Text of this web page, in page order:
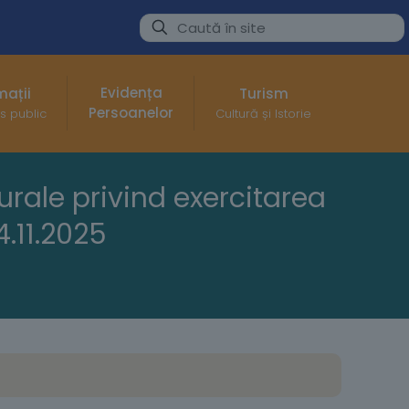
public
Evidența
Persoanelor
Turism
Cultură și Istorie
privind exercitarea